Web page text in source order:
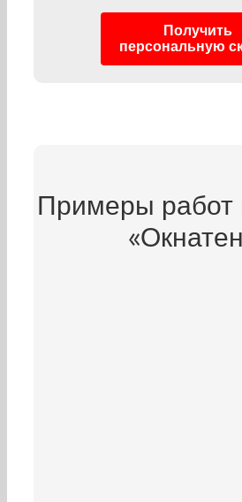
Получить
персональную
Примеры работ